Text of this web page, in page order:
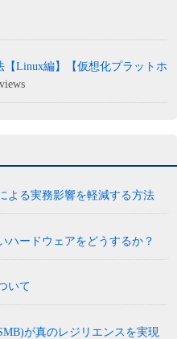
【Linux編】【仮想化プラットホ
よる実務影響を軽減する方法
ハードウェアをどうするか？
いて
が真のレジリエンスを実現